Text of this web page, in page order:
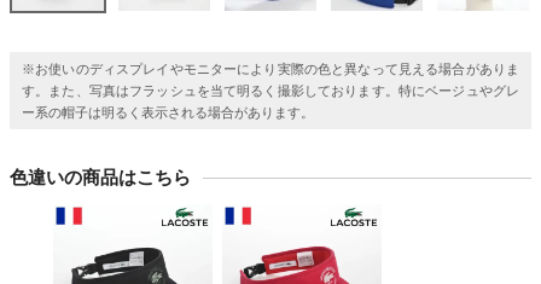
※お使いのディスプレイやモニターにより実際の色と異なって見える場合がありま
す。また、写真はフラッシュを当て明るく撮影しております。特にベージュやグレ
ー系の帽子は明るく表示される場合があります。
色違いの商品はこちら